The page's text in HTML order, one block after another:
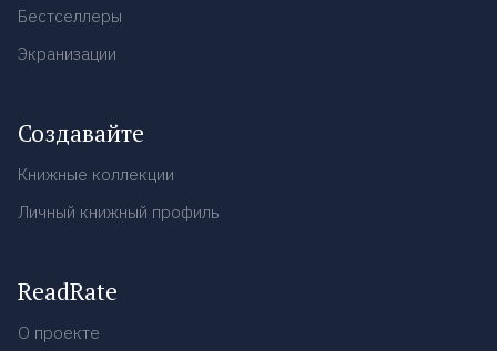
Бестселлеры
Экранизации
Создавайте
Книжные коллекции
Личный книжный профиль
ReadRate
О проекте